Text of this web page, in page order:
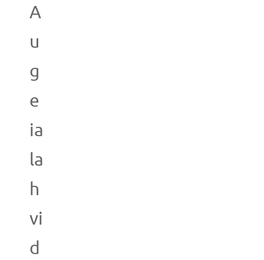
A
u
g
e
ia
la
h
vi
d